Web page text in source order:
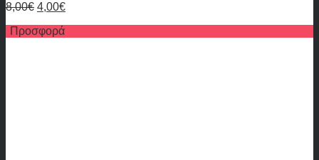
8,00€ 4,00€
Προσφορά